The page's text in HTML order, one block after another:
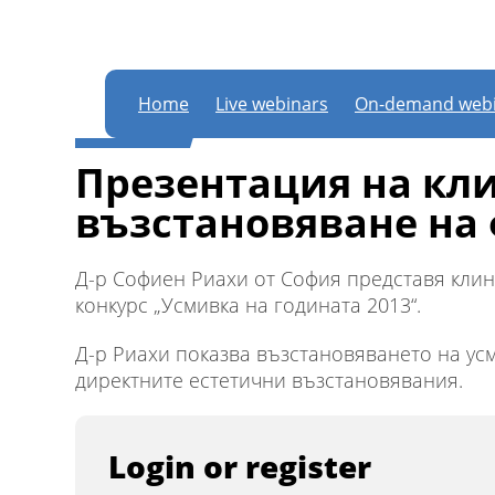
Home Live webinars On-demand
In order to
WEBINAR
Презентация на
възстановяване
Д-р Софиен Риахи от София представя
конкурс „Усмивка на годината 2013“.
Д-р Риахи показва възстановяването на
директните естетични възстановявания.
Login or register